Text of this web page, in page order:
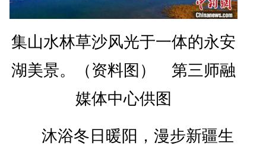
集山水林草沙风光于一体的永安
湖美景。（资料图） 第三师融
媒体中心供图
沐浴冬日暖阳，漫步新疆生